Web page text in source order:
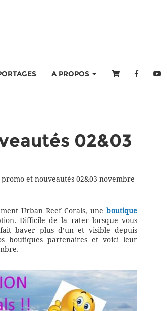
A PROPOS
02&03
et nouveautés 02&03 novembre
Urban Reef Corals, une boutique
Difficile de la rater lorsque vous
baver plus d’un et visible depuis
boutiques partenaires et voici leur